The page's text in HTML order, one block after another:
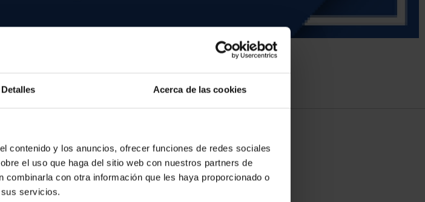
Detalles Acerca de las cookies
contenido y los anuncios, ofrecer funciones de redes sociales
el uso que haga del sitio web con nuestros partners de
con otra información que les haya proporcionado o
servicios.